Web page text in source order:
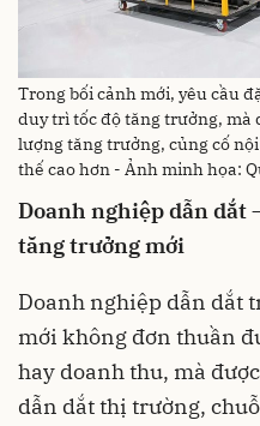
Trong bối cảnh mới, yêu cầu
duy trì tốc độ tăng trưởng, mà
lượng tăng trưởng, củng cố
thế cao hơn - Ảnh minh họa:
Doanh nghiệp dẫn dắt
tăng trưởng mới
Doanh nghiệp dẫn dắt
mới không đơn thuần
hay doanh thu, mà
dẫn dắt thị trường,